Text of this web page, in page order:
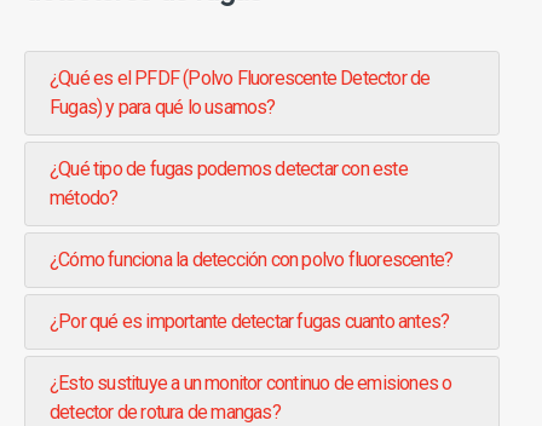
¿Qué es el PFDF (Polvo Fluorescente Detector de
Fugas) y para qué lo usamos?
¿Qué tipo de fugas podemos detectar con este
método?
¿Cómo funciona la detección con polvo fluorescente?
¿Por qué es importante detectar fugas cuanto antes?
¿Esto sustituye a un monitor continuo de emisiones o
detector de rotura de mangas?